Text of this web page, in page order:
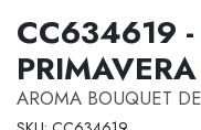
CC634619
AROMA BOUQUET